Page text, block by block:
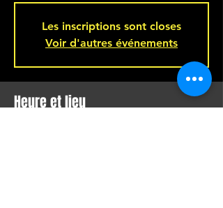
Les inscriptions sont closes
Voir d'autres événements
Heure et lieu